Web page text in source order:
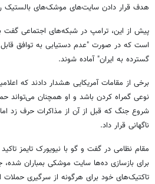
هدف قرار دادن سایت‌های موشک‌های بالستیک
پیش از این، ترامپ در شبکه‌های اجتماعی گفت
است که در صورت "عدم دستیابی به توافق قابل
گسترده به ایران" آماده شوند.
برخی از مقامات آمریکایی هشدار دادند که
نوعی گمراه کردن باشد و او همچنان می‌تواند
شروع جنگ که قبل از آن از مذاکرات حرف زد اما
ناگهانی قرار داد.
مقام نظامی در گفت و گو با نیویورک تایمز
برای بازسازی ده‌ها سایت موشکی بمباران شده،
تاکتیک‌های خود برای هرگونه از سرگیری حملات